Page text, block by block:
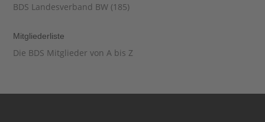
BDS Landesverband BW (185)
Mitgliederliste
Die BDS Mitglieder von A bis Z